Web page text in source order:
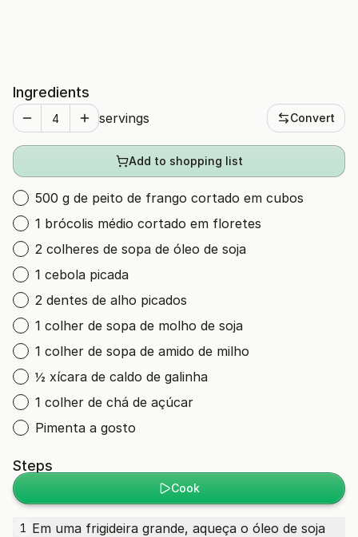
Ingredients
servings Convert
Add to shopping list
500 g de peito de frango cortado em cubos
1 brócolis médio cortado em floretes
2 colheres de sopa de óleo de soja
1 cebola picada
2 dentes de alho picados
1 colher de sopa de molho de soja
1 colher de sopa de amido de milho
½ xícara de caldo de galinha
1 colher de chá de açúcar
Pimenta a gosto
Steps
Cook
1 Em uma frigideira grande, aqueça o óleo de soja